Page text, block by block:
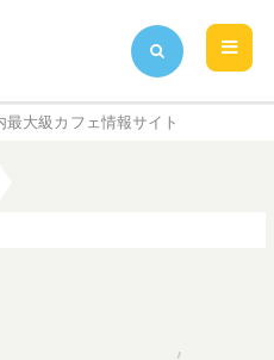
大級カフェ情報サイト